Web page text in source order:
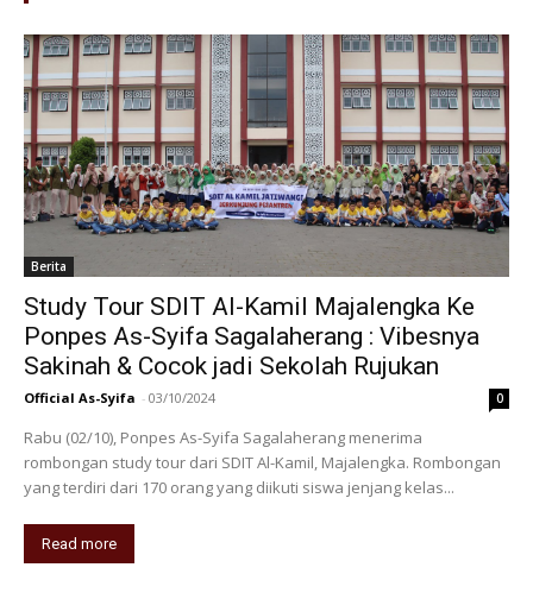
Berita
Study Tour SDIT Al-Kamil Majalengka Ke
Ponpes As-Syifa Sagalaherang : Vibesnya
Sakinah & Cocok jadi Sekolah Rujukan
Official As-Syifa - 03/10/2024 0
Rabu (02/10), Ponpes As-Syifa Sagalaherang menerima
rombongan study tour dari SDIT Al-Kamil, Majalengka. Rombongan
yang terdiri dari 170 orang yang diikuti siswa jenjang kelas...
Read more